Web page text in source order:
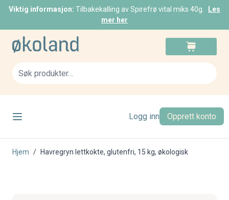
Viktig informasjon: Tilbakekalling av Spirefrø vital miks 40g.
Les
mer her
Skip to Content
Logg inn Opprett konto
Hjem / Havregryn lettkokte, glutenfri, 15 kg, økologisk